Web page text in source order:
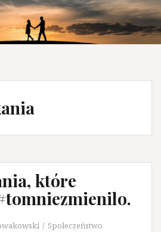
które
Społeczeństwo